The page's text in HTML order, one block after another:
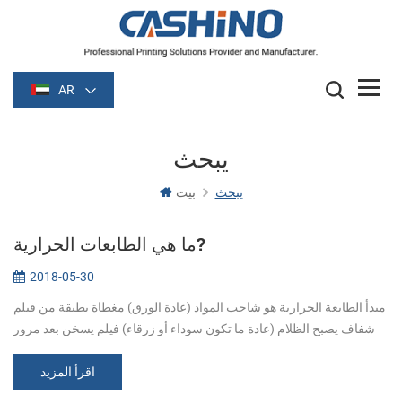
AR
يبحث
بيت يبحث
ما هي الطابعات الحرارية?
2018-05-30
مبدأ الطابعة الحرارية هو شاحب المواد (عادة الورق) مغطاة بطبقة من فيلم
شفاف يصبح الظلام (عادة ما تكون سوداء أو زرقاء) فيلم يسخن بعد مرور
اقرأ المزيد